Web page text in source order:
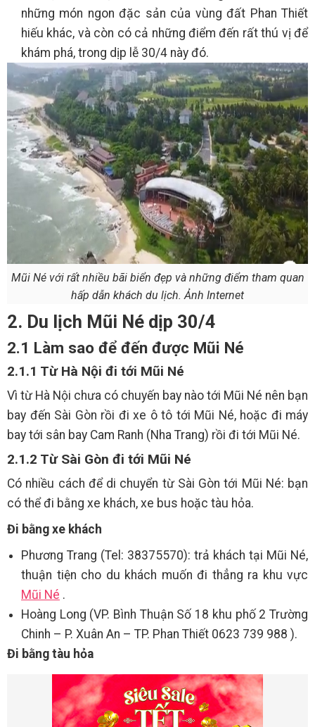
những món ngon đặc sản của vùng đất Phan Thiết
hiếu khác, và còn có cả những điểm đến rất thú vị để
khám phá, trong dịp lễ 30/4 này đó.
Mũi Né với rất nhiều bãi biển đẹp và những điểm tham quan
hấp dẫn khách du lịch. Ảnh Internet
2. Du lịch Mũi Né dịp 30/4
2.1 Làm sao để đến được Mũi Né
2.1.1 Từ Hà Nội đi tới Mũi Né
Vì từ Hà Nội chưa có chuyến bay nào tới Mũi Né nên bạn
bay đến Sài Gòn rồi đi xe ô tô tới Mũi Né, hoặc đi máy
bay tới sân bay Cam Ranh (Nha Trang) rồi đi tới Mũi Né.
2.1.2 Từ Sài Gòn đi tới Mũi Né
Có nhiều cách để di chuyển từ Sài Gòn tới Mũi Né: bạn
có thể đi bằng xe khách, xe bus hoặc tàu hỏa.
Đi bằng xe khách
Phương Trang (Tel: 38375570): trả khách tại Mũi Né,
thuận tiện cho du khách muốn đi thẳng ra khu vực
Mũi Né .
Hoàng Long (VP. Bình Thuận Số 18 khu phố 2 Trường
Chinh – P. Xuân An – TP. Phan Thiết 0623 739 988 ).
Đi bằng tàu hỏa